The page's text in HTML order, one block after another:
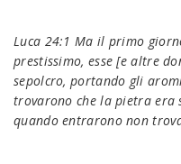
Luca 24:1 Ma il primo
prestissimo, esse [e altre
sepolcro, portando gli
trovarono che la pietra
quando entrarono non